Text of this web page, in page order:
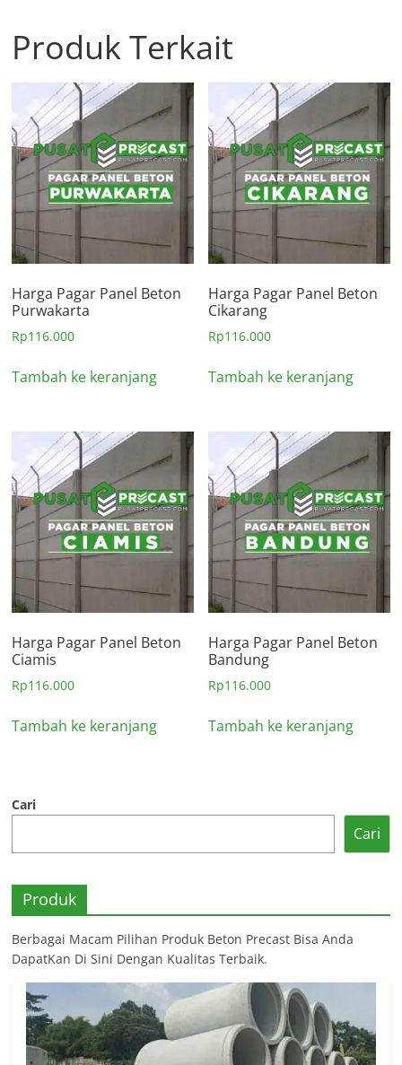
Produk Terkait
Harga Pagar Panel Beton
Purwakarta
Rp116.000
Tambah ke keranjang
Harga Pagar Panel Beton
Cikarang
Rp116.000
Tambah ke keranjang
Harga Pagar Panel Beton
Ciamis
Rp116.000
Tambah ke keranjang
Harga Pagar Panel Beton
Bandung
Rp116.000
Tambah ke keranjang
Cari
Cari
Produk
Berbagai Macam Pilihan Produk Beton Precast Bisa Anda
DapatKan Di Sini Dengan Kualitas Terbaik.